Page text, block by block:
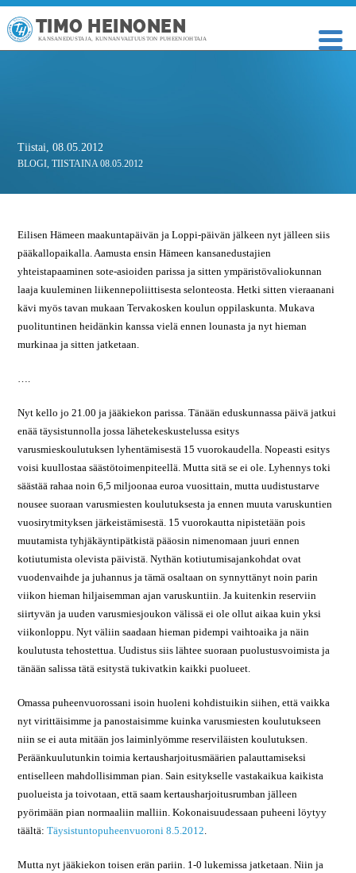
TIMO HEINONEN
KANSANEDUSTAJA, KUNNANVALTUUSTON PUHEENJOHTAJA
Tiistai, 08.05.2012
BLOGI,TIISTAINA 08.05.2012
Eilisen Hämeen maakuntapäivän ja Loppi-päivän jälkeen nyt jälleen siis
pääkallopaikalla. Aamusta ensin Hämeen kansanedustajien
yhteistapaaminen sote-asioiden parissa ja sitten ympäristövaliokunnan
laaja kuuleminen liikennepoliittisesta selonteosta. Hetki sitten vieraanani
kävi myös tavan mukaan Tervakosken koulun oppilaskunta. Mukava
puolituntinen heidänkin kanssa vielä ennen lounasta ja nyt hieman
murkinaa ja sitten jatketaan.
….
Nyt kello jo 21.00 ja jääkiekon parissa. Tänään eduskunnassa päivä jatkui
enää täysistunnolla jossa lähetekeskustelussa esitys
varusmieskoulutuksen lyhentämisestä 15 vuorokaudella. Nopeasti esitys
voisi kuullostaa säästötoimenpiteellä. Mutta sitä se ei ole. Lyhennys toki
säästää rahaa noin 6,5 miljoonaa euroa vuosittain, mutta uudistustarve
nousee suoraan varusmiesten koulutuksesta ja ennen muuta varuskuntien
vuosirytmityksen järkeistämisestä. 15 vuorokautta nipistetään pois
muutamista tyhjäkäyntipätkistä pääosin nimenomaan juuri ennen
kotiutumista olevista päivistä. Nythän kotiutumisajankohdat ovat
vuodenvaihde ja juhannus ja tämä osaltaan on synnyttänyt noin parin
viikon hieman hiljaisemman ajan varuskuntiin. Ja kuitenkin reserviin
siirtyvän ja uuden varusmiesjoukon välissä ei ole ollut aikaa kuin yksi
viikonloppu. Nyt väliin saadaan hieman pidempi vaihtoaika ja näin
koulutusta tehostettua. Uudistus siis lähtee suoraan puolustusvoimista ja
tänään salissa tätä esitystä tukivatkin kaikki puolueet.
Omassa puheenvuorossani isoin huoleni kohdistuikin siihen, että vaikka
nyt virittäisimme ja panostaisimme kuinka varusmiesten koulutukseen
niin se ei auta mitään jos laiminlyömme reserviläisten koulutuksen.
Peräänkuulutunkin toimia kertausharjoitusmäärien palauttamiseksi
entiselleen mahdollisimman pian. Sain esitykselle vastakaikua kaikista
puolueista ja toivotaan, että saam kertausharjoitusrumban jälleen
pyörimään pian normaaliin malliin. Kokonaisuudessaan puheeni löytyy
täältä:Täysistuntopuheenvuoroni 8.5.2012.
Mutta nyt jääkiekon toisen erän pariin. 1-0 lukemissa jatketaan. Niin ja